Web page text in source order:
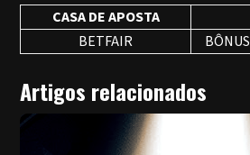
CASA DE APOSTA
BETFAIR
BÔNUS
Artigos relacionados